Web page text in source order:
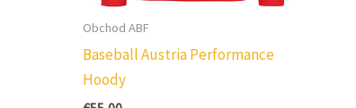
Obchod ABF
Baseball Austria Performance
Hoody